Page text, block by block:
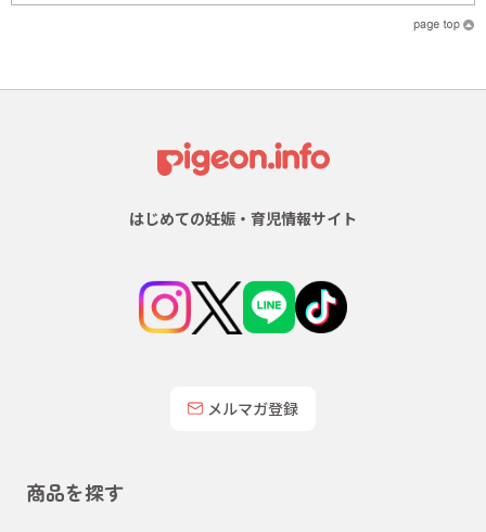
はじめての妊娠・育児情報サイト
メルマガ登録
商品を探す